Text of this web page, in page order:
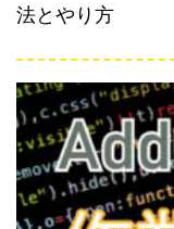
法とやり方